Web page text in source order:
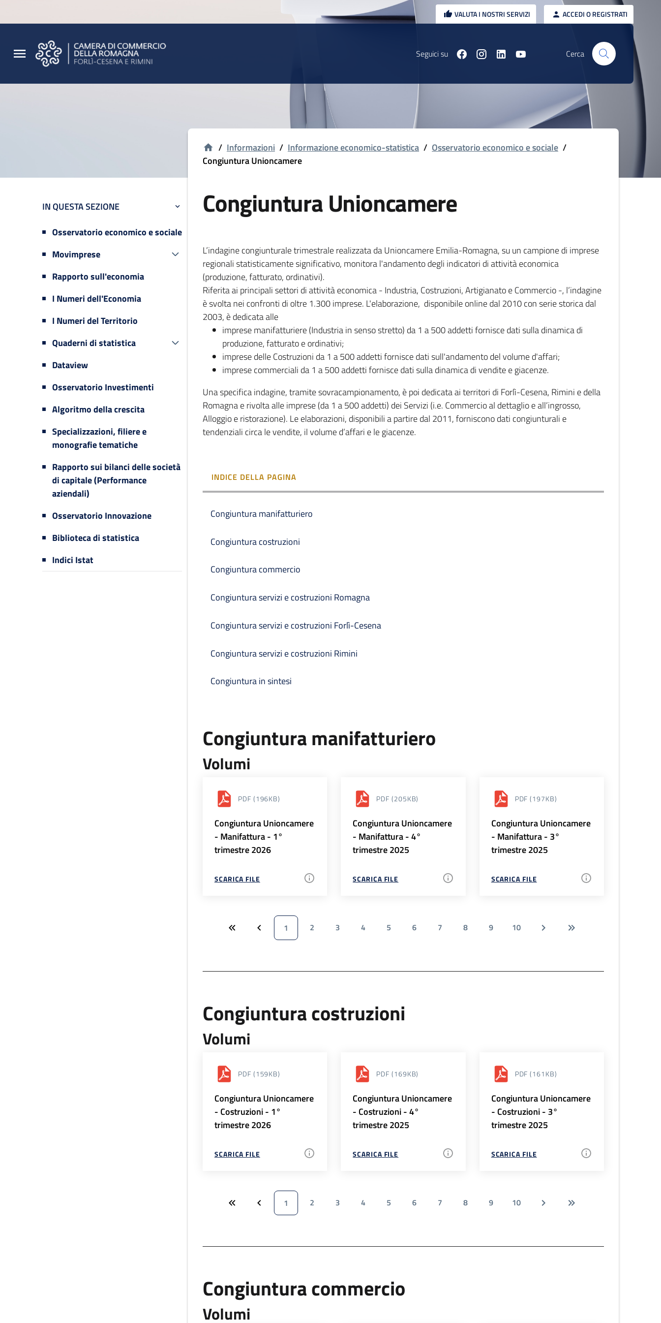
VALUTA I NOSTRI SERVIZI ACCEDI O REGISTRATI
Seguici su Cerca
IN QUESTA SEZIONE
Osservatorio economico e sociale
Movimprese
Rapporto sull'economia
I Numeri dell'Economia
I Numeri del Territorio
Quaderni di statistica
Dataview
Osservatorio Investimenti
Algoritmo della crescita
Specializzazioni, filiere e
monografie tematiche
Rapporto sui bilanci delle società
di capitale (Performance
aziendali)
Osservatorio Innovazione
Biblioteca di statistica
Indici Istat
/ Informazioni / Informazione economico-statistica / Osservatorio economico e sociale /
Congiuntura Unioncamere
Congiuntura Unioncamere
L’indagine congiunturale trimestrale realizzata da Unioncamere Emilia-Romagna, su un campione di imprese
regionali statisticamente significativo, monitora l'andamento degli indicatori di attività economica
(produzione, fatturato, ordinativi).
Riferita ai principali settori di attività economica - Industria, Costruzioni, Artigianato e Commercio -, l’indagine
è svolta nei confronti di oltre 1.300 imprese. L'elaborazione, disponibile online dal 2010 con serie storica dal
2003, è dedicata alle
imprese manifatturiere (Industria in senso stretto) da 1 a 500 addetti fornisce dati sulla dinamica di
produzione, fatturato e ordinativi;
imprese delle Costruzioni da 1 a 500 addetti fornisce dati sull'andamento del volume d'affari;
imprese commerciali da 1 a 500 addetti fornisce dati sulla dinamica di vendite e giacenze.
Una specifica indagine, tramite sovracampionamento, è poi dedicata ai territori di Forlì-Cesena, Rimini e della
Romagna e rivolta alle imprese (da 1 a 500 addetti) dei Servizi (i.e. Commercio al dettaglio e all’ingrosso,
Alloggio e ristorazione). Le elaborazioni, disponibili a partire dal 2011, forniscono dati congiunturali e
tendenziali circa le vendite, il volume d’affari e le giacenze.
INDICE DELLA PAGINA
Congiuntura manifatturiero
Congiuntura costruzioni
Congiuntura commercio
Congiuntura servizi e costruzioni Romagna
Congiuntura servizi e costruzioni Forlì-Cesena
Congiuntura servizi e costruzioni Rimini
Congiuntura in sintesi
Congiuntura manifatturiero
Volumi
PDF (196KB)
Congiuntura Unioncamere
- Manifattura - 1°
trimestre 2026
SCARICA FILE
PDF (205KB)
Congiuntura Unioncamere
- Manifattura - 4°
trimestre 2025
SCARICA FILE
PDF (197KB)
Congiuntura Unioncamere
- Manifattura - 3°
trimestre 2025
SCARICA FILE
1 2 3 4 5 6 7 8 9 10
Congiuntura costruzioni
Volumi
PDF (159KB)
Congiuntura Unioncamere
- Costruzioni - 1°
trimestre 2026
SCARICA FILE
PDF (169KB)
Congiuntura Unioncamere
- Costruzioni - 4°
trimestre 2025
SCARICA FILE
PDF (161KB)
Congiuntura Unioncamere
- Costruzioni - 3°
trimestre 2025
SCARICA FILE
1 2 3 4 5 6 7 8 9 10
Congiuntura commercio
Volumi